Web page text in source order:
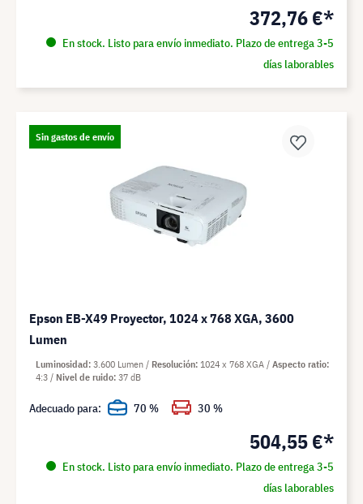
372,76 €*
En stock. Listo para envío inmediato. Plazo de entrega 3-5
días laborables
Sin gastos de envío
Epson EB-X49 Proyector, 1024 x 768 XGA, 3600
Lumen
504,55 €*
En stock. Listo para envío inmediato. Plazo de entrega 3-5
días laborables
Luminosidad 3.600 Lumen Resolución 1024 x 768 XGA
Aspecto ratio
4:3
Nivel de ruido 37 dB
Adecuado para: 70 % 30 %